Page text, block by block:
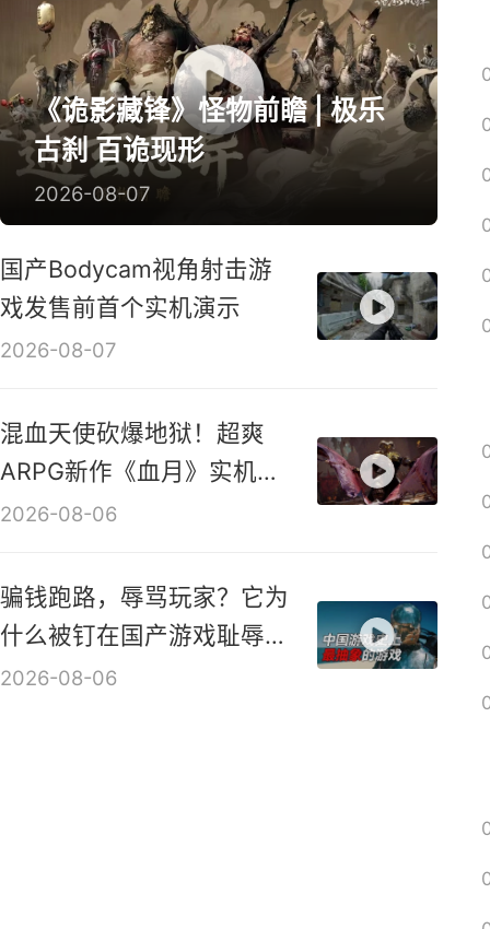
囧图 绅士 回忆 影游 远征
新游视频
《诡影藏锋》怪物前瞻 | 极乐
古刹 百诡现形
国产Bodycam视角射击游
戏发售前首个实机演示
混血天使砍爆地狱！超爽
ARPG新作《血月》实机演
示视频